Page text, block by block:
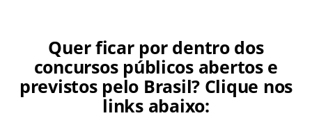
Quer ficar por dentro dos
concursos públicos abertos e
previstos pelo Brasil? Clique nos
links abaixo: